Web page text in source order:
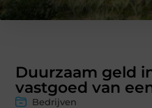
Duurzaam geld
vastgoed van
Bedrijven